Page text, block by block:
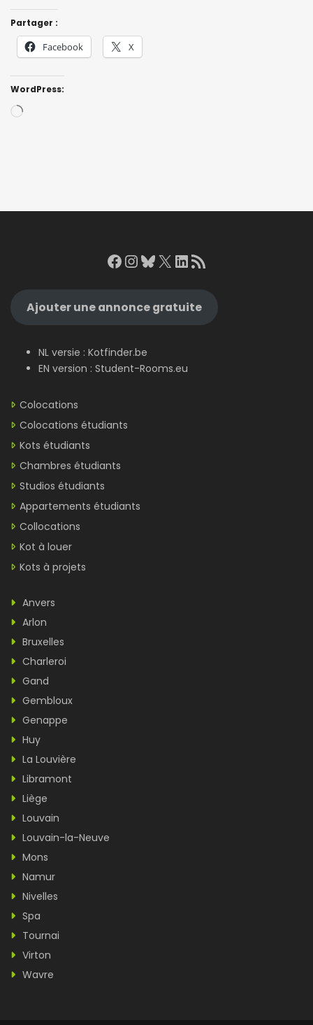
Partager :
Facebook X
WordPress:
Loading…
Facebook
Instagram
Bluesky
X LinkedIn
RSS Feed
Ajouter une annonce gratuite
NL versie : Kotfinder.be
EN version : Student-Rooms.eu
Colocations
Colocations étudiants
Kots étudiants
Chambres étudiants
Studios étudiants
Appartements étudiants
Collocations
Kot à louer
Kots à projets
Anvers
Arlon
Bruxelles
Charleroi
Gand
Gembloux
Genappe
Huy
La Louvière
Libramont
Liège
Louvain
Louvain-la-Neuve
Mons
Namur
Nivelles
Spa
Tournai
Virton
Wavre